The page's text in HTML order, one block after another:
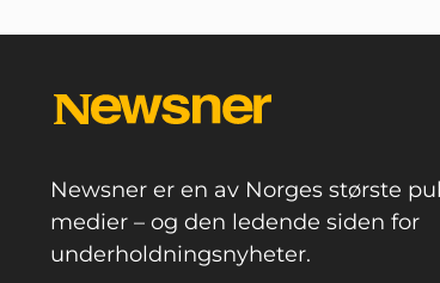
Newsner er en av Norges største
medier – og den ledende siden for
underholdningsnyheter.